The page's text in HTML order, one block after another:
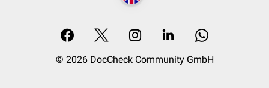
© 2026 DocCheck Community GmbH